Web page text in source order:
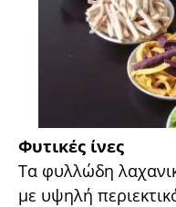
Φυτικές ίνες
Τα φυλλώδη
με υψηλή